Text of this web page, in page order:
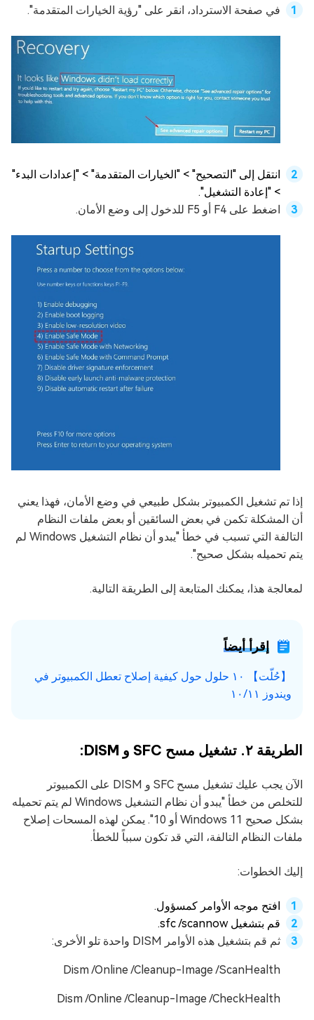
في صفحة الاسترداد، انقر على "رؤية الخيارات المتقدمة".
انتقل إلى "التصحيح" > "الخيارات المتقدمة" > "إعدادات البدء"
> "إعادة التشغيل".
اضغط على F4 أو F5 للدخول إلى وضع الأمان.
إذا تم تشغيل الكمبيوتر بشكل طبيعي في وضع الأمان، فهذا يعني
أن المشكلة تكمن في بعض السائقين أو بعض ملفات النظام
التالفة التي تسبب في خطأ "يبدو أن نظام التشغيل Windows لم
يتم تحميله بشكل صحيح".
لمعالجة هذا، يمكنك المتابعة إلى الطريقة التالية.
إقرأ أيضاً
【حُلّت】 ١٠ حلول حول كيفية إصلاح تعطل الكمبيوتر في
ويندوز ١٠/١١
الطريقة ٢. تشغيل مسح SFC و DISM:
الآن يجب عليك تشغيل مسح SFC و DISM على الكمبيوتر
للتخلص من خطأ "يبدو أن نظام التشغيل Windows لم يتم تحميله
بشكل صحيح Windows 11 أو 10". يمكن لهذه المسحات إصلاح
ملفات النظام التالفة، التي قد تكون سبباً للخطأ.
إليك الخطوات:
افتح موجه الأوامر كمسؤول.
قم بتشغيل sfc /scannow.
ثم قم بتشغيل هذه الأوامر DISM واحدة تلو الأخرى:
Dism /Online /Cleanup-Image /ScanHealth
Dism /Online /Cleanup-Image /CheckHealth